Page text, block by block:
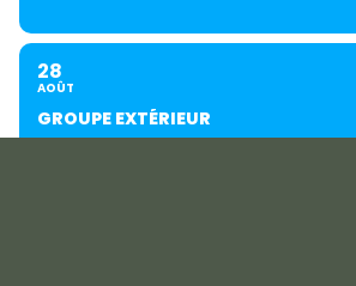
28
AOÛT
GROUPE EXTÉRIEUR